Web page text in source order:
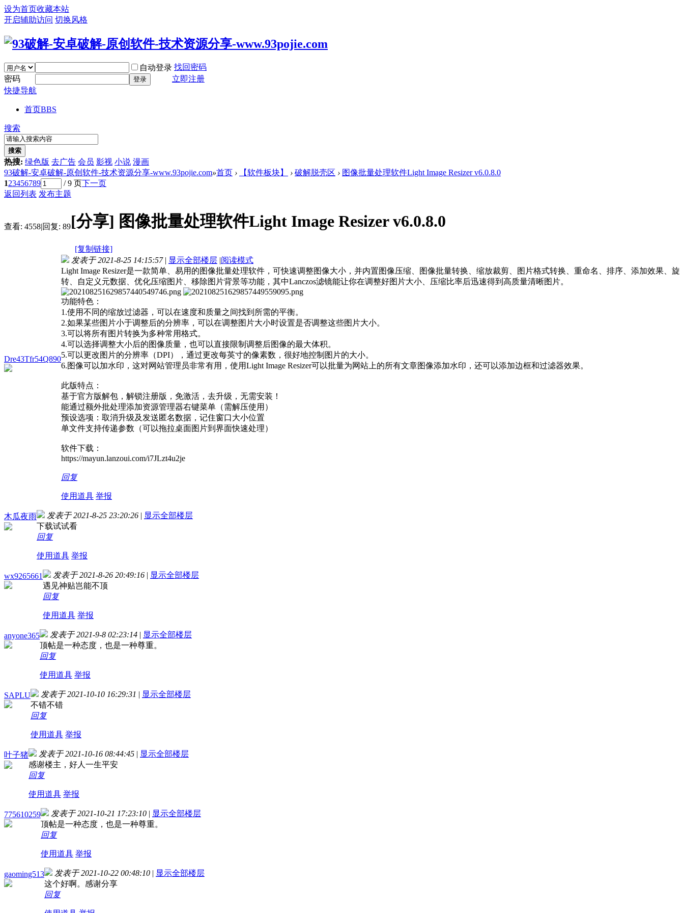
设为首页收藏本站
开启辅助访问 切换风格
自动登录 找回密码
密码
登录
立即注册
快捷导航
首页BBS
搜索
搜索
热搜: 绿色版 去广告 会员 影视 小说 漫画
93破解-安卓破解-原创软件-技术资源分享-www.93pojie.com»首页 › 【软件板块】 › 破解脱壳区 › 图像批量处理软件Light Image Resizer v6.0.8.0
123456789 / 9 页下一页
返回列表 发布主题
查看: 4558|回复: 89[分享] 图像批量处理软件Light Image Resizer v6.0.8.0
[复制链接]
Dre43Tfr54Q890
发表于 2021-8-25 14:15:57 | 显示全部楼层 |阅读模式
Light Image Resizer是一款简单、易用的图像批量处理软件，可快速调整图像大小，并内置图像压缩、图像批量转换、缩放裁剪、图片格式转换、重命名、排序、添加效果、旋
转、自定义元数据、优化压缩图片、移除图片背景等功能，其中Lanczos滤镜能让你在调整好图片大小、压缩比率后迅速得到高质量清晰图片。
功能特色：
1.使用不同的缩放过滤器，可以在速度和质量之间找到所需的平衡。
2.如果某些图片小于调整后的分辨率，可以在调整图片大小时设置是否调整这些图片大小。
3.可以将所有图片转换为多种常用格式。
4.可以选择调整大小后的图像质量，也可以直接限制调整后图像的最大体积。
5.可以更改图片的分辨率（DPI），通过更改每英寸的像素数，很好地控制图片的大小。
6.图像可以加水印，这对网站管理员非常有用，使用Light Image Resizer可以批量为网站上的所有文章图像添加水印，还可以添加边框和过滤器效果。
此版特点：
基于官方版解包，解锁注册版，免激活，去升级，无需安装！
能通过额外批处理添加资源管理器右键菜单（需解压使用）
预设选项：取消升级及发送匿名数据，记住窗口大小位置
单文件支持传递参数（可以拖拉桌面图片到界面快速处理）
软件下载：
https://mayun.lanzoui.com/i7JLzt4u2je
回复
使用道具 举报
木瓜夜雨 发表于 2021-8-25 23:20:26 | 显示全部楼层
下载试试看
回复
使用道具 举报
wx9265661 发表于 2021-8-26 20:49:16 | 显示全部楼层
遇见神贴岂能不顶
回复
使用道具 举报
anyone365 发表于 2021-9-8 02:23:14 | 显示全部楼层
顶帖是一种态度，也是一种尊重。
回复
使用道具 举报
SAPLU 发表于 2021-10-10 16:29:31 | 显示全部楼层
不错不错
回复
使用道具 举报
叶子猪 发表于 2021-10-16 08:44:45 | 显示全部楼层
感谢楼主，好人一生平安
回复
使用道具 举报
775610259 发表于 2021-10-21 17:23:10 | 显示全部楼层
顶帖是一种态度，也是一种尊重。
回复
使用道具 举报
gaoming513 发表于 2021-10-22 00:48:10 | 显示全部楼层
这个好啊。感谢分享
回复